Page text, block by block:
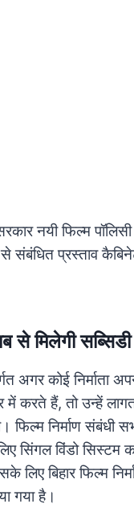
नयी फिल्म
से संबंधित प्रस्ताव
से मिलेगी सब्सिडी
अगर कोई निर्माता
में करते हैं, तो उन्हें
फिल्म निर्माण संबंधी
सिंगल विंडो सिस्टम
लिए बिहार फिल्म
गया है।